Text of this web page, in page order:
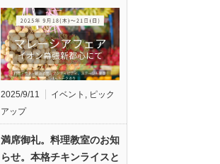
2025/9/11 イベント , ピック
アップ
満席御礼。料理教室のお知
らせ。本格チキンライスと